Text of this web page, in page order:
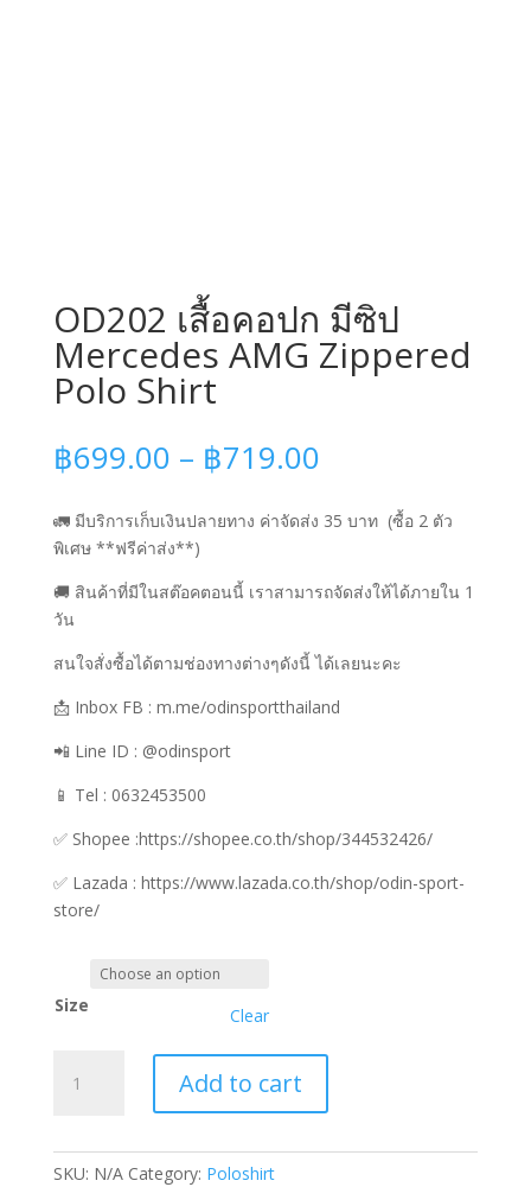
OD202 เสื้อคอปก มีซิป
Mercedes AMG Zippered
Polo Shirt
฿699.00 – ฿719.00Price
฿699.00
through
🚛 มีบริการเก็บเงินปลายทาง ค่าจัดส่ง 35 บาท (ซื้อ 2 ตัว
พิเศษ **ฟรีค่าส่ง**)
🚚 สินค้าที่มีในสต๊อคตอนนี้ เราสามารถจัดส่งให้ได้ภายใน 1
วัน
สนใจสั่งซื้อได้ตามช่องทางต่างๆดังนี้ ได้เลยนะคะ
📩 Inbox FB : m.me/odinsportthailand
📲 Line ID : @odinsport
📱 Tel : 0632453500
✅ Shopee :https://shopee.co.th/shop/344532426/
✅Lazada : https://www.lazada.co.th/shop/odin-sport-
store/
Size Clear
เสื้อ
ซิป
Add to cart
SKU: N/A Category: Poloshirt